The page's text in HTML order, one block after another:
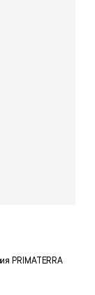
PRIMATERRA